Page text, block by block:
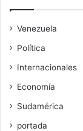
Venezuela
Política
Internacionales
Economía
Sudamérica
portada